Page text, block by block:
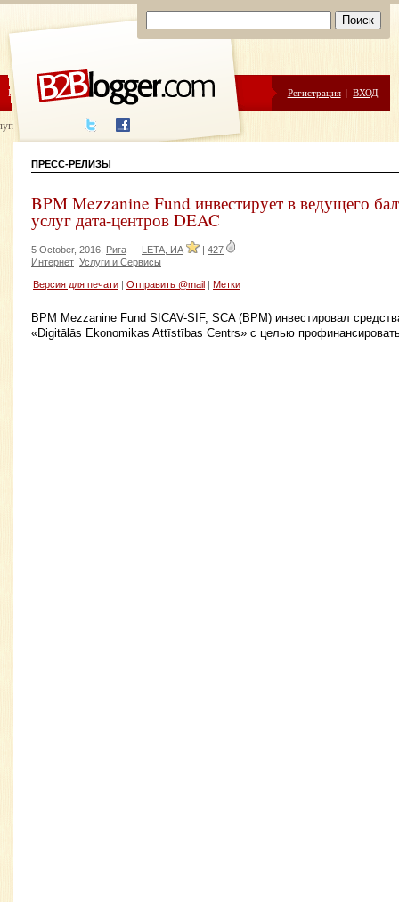
ЦЕНЫ ПОМОЩЬ Регистрация | ВХОД
написания
ПРЕСС-РЕЛИЗЫ
BPM Mezzanine Fund инвестирует в ведущего
услуг дата-центров DEAC
5 October, 2016, Рига — LETA, ИА | 427
Интернет Услуги и Сервисы
Версия для печати Отправить @mail Метки
BPM Mezzanine Fund SICAV-SIF, SCA (BPM) инвестировал
«Digitālās Ekonomikas Attīstības Centrs» с целью